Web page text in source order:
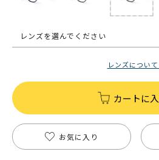
レンズを選んでください
レンズについ
カートに
お気に入り